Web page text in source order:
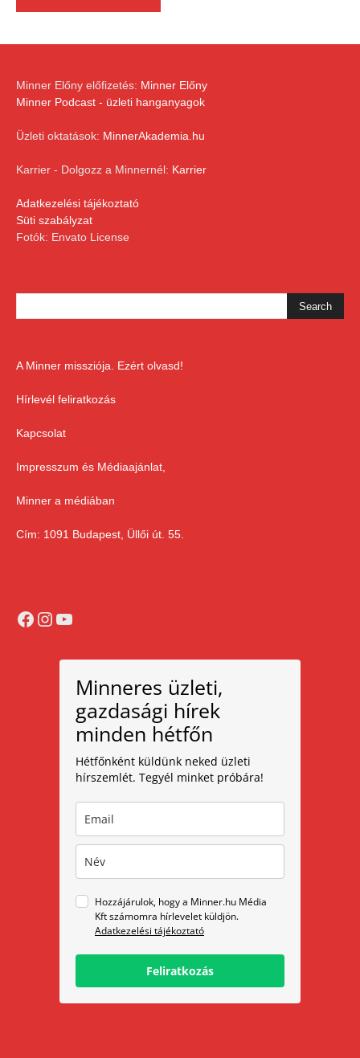
Minner Előny előfizetés: Minner Előny
Minner Podcast - üzleti hanganyagok
Üzleti oktatások: MinnerAkademia.hu
Karrier - Dolgozz a Minnernél: Karrier
Adatkezelési tájékoztató
Süti szabályzat
Fotók: Envato License
A Minner missziója. Ezért olvasd!
Hírlevél feliratkozás
Kapcsolat
Impresszum és Médiaajánlat,
Minner a médiában
Cím: 1091 Budapest, Üllői út. 55.
Facebook
Instagram
YouTube
Minneres üzleti,
gazdasági hírek
minden hétfőn
Hétfőnként küldünk neked üzleti
hírszemlét. Tegyél minket próbára!
Hozzájárulok, hogy a Minner.hu Média
Kft számomra hírlevelet küldjön.
Adatkezelési tájékoztató
Feliratkozás